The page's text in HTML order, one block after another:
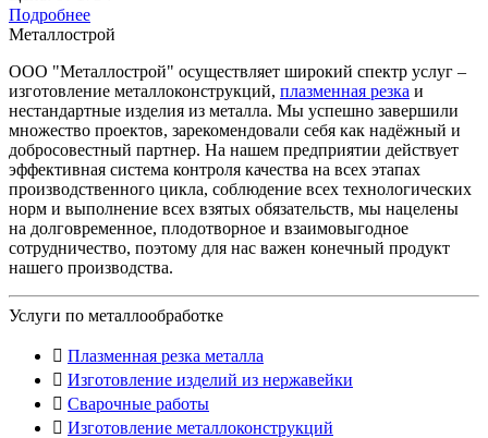
Подробнее
Металлострой
ООО "Металлострой" осуществляет широкий спектр услуг –
изготовление металлоконструкций, плазменная резка и
нестандартные изделия из металла. Мы успешно завершили
множество проектов, зарекомендовали себя как надёжный и
добросовестный партнер. На нашем предприятии действует
эффективная система контроля качества на всех этапах
производственного цикла, соблюдение всех технологических
норм и выполнение всех взятых обязательств, мы нацелены
на долговременное, плодотворное и взаимовыгодное
сотрудничество, поэтому для нас важен конечный продукт
нашего производства.
Услуги по металлообработке
Плазменная резка металла
Изготовление изделий из нержавейки
Сварочные работы
Изготовление металлоконструкций